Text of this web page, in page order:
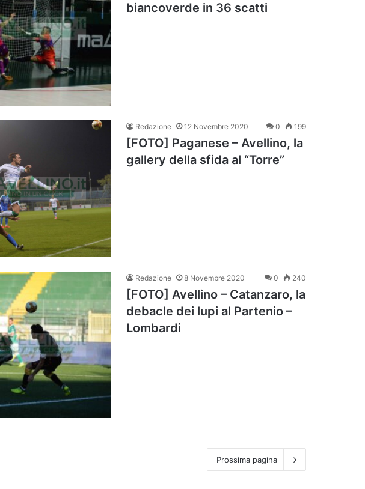
biancoverde in 36 scatti
Redazione 12 Novembre 2020 0 199
[FOTO] Paganese – Avellino, la
gallery della sfida al “Torre”
Redazione 8 Novembre 2020 0 240
[FOTO] Avellino – Catanzaro, la
debacle dei lupi al Partenio –
Lombardi
Prossima pagina